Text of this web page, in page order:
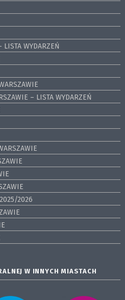
WYDARZEŃ
– LISTA WYDARZEŃ
2026
W INNYCH MIASTACH